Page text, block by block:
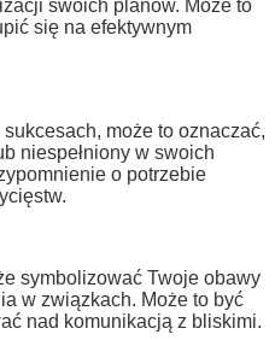
swoich planów. Może to
się na efektywnym
może to oznaczać,
niespełniony w swoich
o potrzebie
symbolizować Twoje obawy
w związkach. Może to być
nad komunikacją z bliskimi.